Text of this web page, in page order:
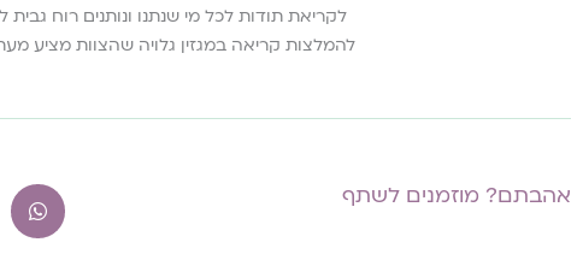
לקריאת תודות לכל מי שנתנו ונותנים רוח
להמלצות קריאה במגזין גלויה שהצוות מציע
אהבתם? מוזמנים לשתף